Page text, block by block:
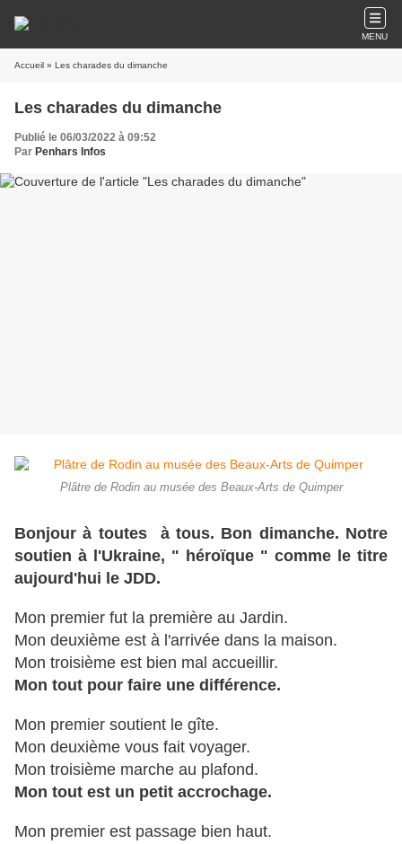
MENU
Accueil » Les charades du dimanche
Les charades du dimanche
Publié le 06/03/2022 à 09:52
Par Penhars Infos
Plâtre de Rodin au musée des Beaux-Arts de Quimper
Bonjour à toutes à tous. Bon dimanche. Notre
soutien à l'Ukraine, " héroïque " comme le titre
aujourd'hui le JDD.
Mon premier fut la première au Jardin.
Mon deuxième est à l'arrivée dans la maison.
Mon troisième est bien mal accueillir.
Mon tout pour faire une différence.
Mon premier soutient le gîte.
Mon deuxième vous fait voyager.
Mon troisième marche au plafond.
Mon tout est un petit accrochage.
Mon premier est passage bien haut.